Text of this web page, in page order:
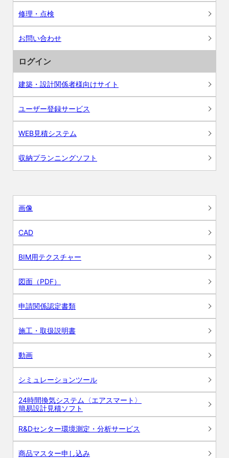
修理・点検
お問い合わせ
ログイン
建築・設計関係者様向けサイト
ユーザー登録サービス
WEB見積システム
収納プランニングソフト
画像
CAD
BIM用テクスチャー
図面（PDF）
申請関係認定書類
施工・取扱説明書
動画
シミュレーションツール
24時間換気システム〈エアスマート〉
簡易設計見積ソフト
R&Dセンター環境測定・分析サービス
商品マスター申し込み